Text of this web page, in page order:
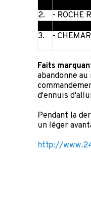
2.
- ROCHE
3.
-
Faits
abandonne
d'ennuis
Pendant la
un léger
http://